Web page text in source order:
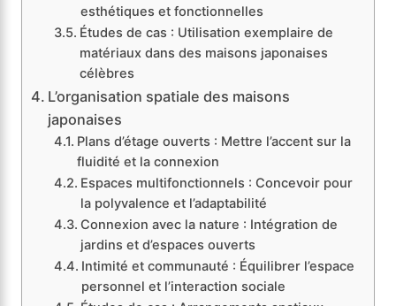
esthétiques et fonctionnelles
Études de cas : Utilisation exemplaire de
matériaux dans des maisons japonaises
célèbres
L’organisation spatiale des maisons
japonaises
Plans d’étage ouverts : Mettre l’accent sur la
fluidité et la connexion
Espaces multifonctionnels : Concevoir pour
la polyvalence et l’adaptabilité
Connexion avec la nature : Intégration de
jardins et d’espaces ouverts
Intimité et communauté : Équilibrer l’espace
personnel et l’interaction sociale